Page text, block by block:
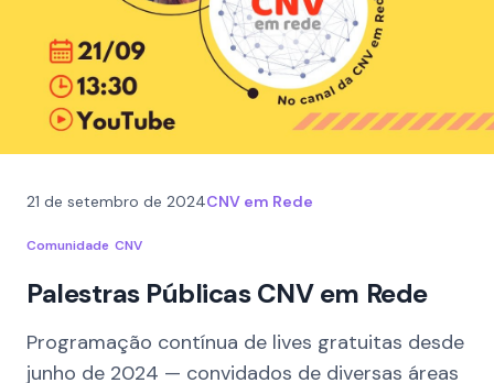
21 de setembro de 2024CNV em Rede
Comunidade CNV
Palestras Públicas CNV em Rede
Programação contínua de lives gratuitas desde
junho de 2024 — convidados de diversas áreas